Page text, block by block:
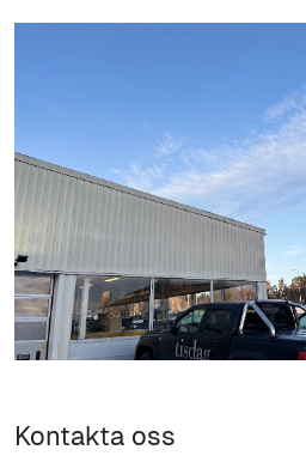
Kontakta oss